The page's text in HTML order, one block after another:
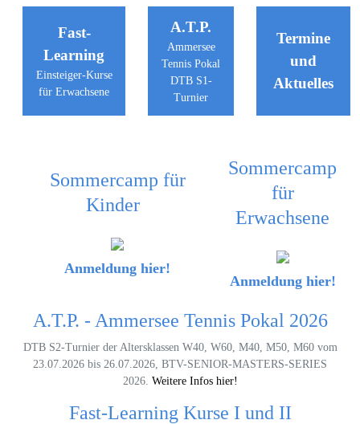
Fast-
Learning
Einsteiger-Kurse
für Erwachsene
A.T.P.
Ammersee
Tennis Pokal
DTB S1-
Turnier
Termine
und
Aktuelles
Sommercamp für
Kinder
Anmeldung hier!
Sommercamp
für
Erwachsene
Anmeldung hier!
A.T.P. - Ammersee Tennis Pokal 2026
DTB S2-Turnier der Altersklassen W40, W60, M40, M50, M60 vom
23.07.2026 bis 26.07.2026, BTV-SENIOR-MASTERS-SERIES
2026. Weitere Infos hier!
Fast-Learning Kurse I und II